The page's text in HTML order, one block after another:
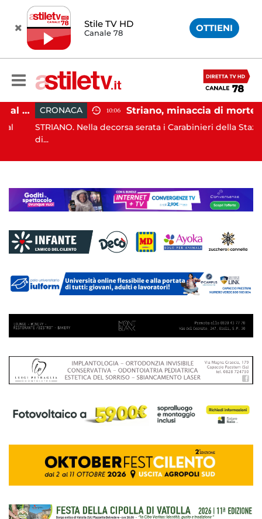
Stile TV HD
Canale 78 OTTIENI
Paestum, Codacons scrive al ministro Giuli: "Rilanciare scavi dell'Anfiteatro nell'area archeologica" CRONACA 10:06 Striano, minaccia di morte il sindaco: 67enne ai domiciliari
STRIANO. Nella decorsa serata i Carabinieri della Stazione